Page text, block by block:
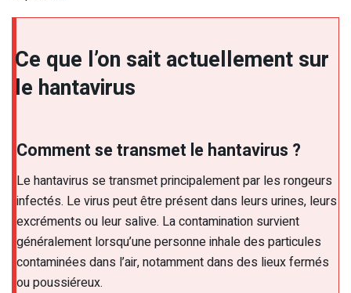
Ce que l’on sait actuellement sur
le hantavirus
Comment se transmet le hantavirus ?
Le hantavirus se transmet principalement par les rongeurs
infectés. Le virus peut être présent dans leurs urines, leurs
excréments ou leur salive. La contamination survient
généralement lorsqu’une personne inhale des particules
contaminées dans l’air, notamment dans des lieux fermés
ou poussiéreux.